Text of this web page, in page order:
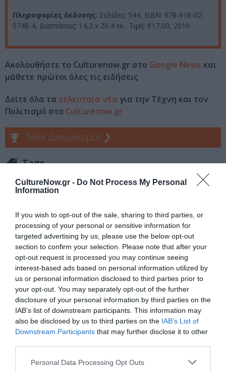
CultureNow.gr - Do Not Process My Personal
Information
If you wish to opt-out of the sale, sharing to third parties, or
processing of your personal or sensitive information for
targeted advertising by us, please use the below opt-out
section to confirm your selection. Please note that after your
opt-out request is processed you may continue seeing
interest-based ads based on personal information utilized by
us or personal information disclosed to third parties prior to
your opt-out. You may separately opt-out of the further
disclosure of your personal information by third parties on the
IAB’s list of downstream participants. This information may
also be disclosed by us to third parties on the IAB’s List of
Downstream Participants that may further disclose it to other
Personal Data Processing Opt Outs
Πληροφορίες έκδοσης: Σελίδες: 544, ISBN: 978-618-02-
0748-4, Διαστάσεις: 14,2 x 20,4 εκ., Τιμή: €17,00, 2016
Ακολουθήστε το Culturenow.gr στο Google News και
μάθετε πρώτοι όλες τις ειδήσεις
Δείτε όλα τα τελευταία νέα για την Τέχνη και τον
Πολιτισμό στο Culturenow.gr
Νέοι Διαγωνισμοί ❯
Tags
ΕΚΔΟΣΕΙΣ ΚΑΣΤΑΝΙΩΤΗ
Newsletter
Κάθε βδομάδα στο e-mail σας τα τελευταία νέα για
την Τέχνη και τον Πολιτισμό!
Ακολουθήστε το Culturenow.gr
Σχετικά Άρθρα